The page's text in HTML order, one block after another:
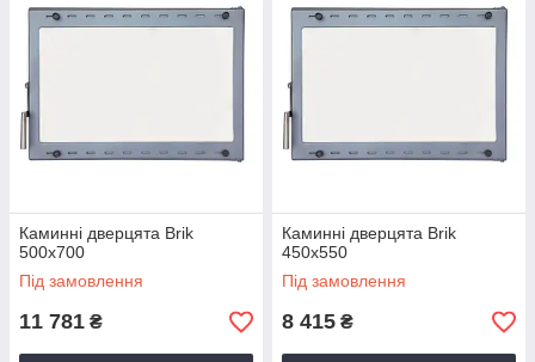
Каминні дверцята Brik
500x700
Під замовлення
11 781 ₴
Каминні дверцята Brik
450x550
Під замовлення
8 415 ₴